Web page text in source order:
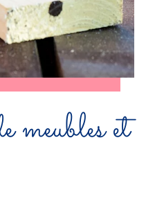
meubles et